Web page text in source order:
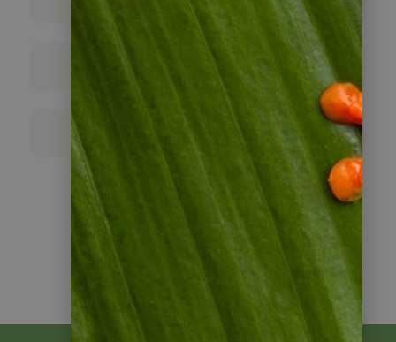
Reisebausteine
Kreuzfahrten
zurück zu Chile Reisen